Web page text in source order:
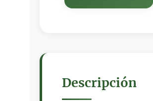
Descripción